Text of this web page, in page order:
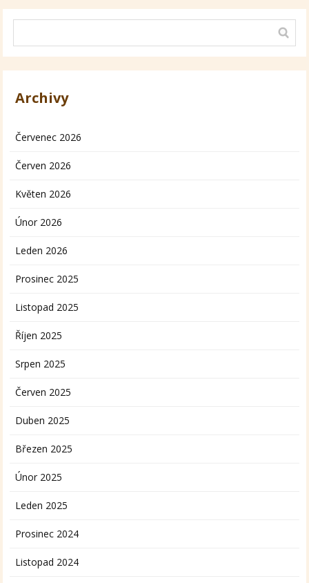
Archivy
Červenec 2026
Červen 2026
Květen 2026
Únor 2026
Leden 2026
Prosinec 2025
Listopad 2025
Říjen 2025
Srpen 2025
Červen 2025
Duben 2025
Březen 2025
Únor 2025
Leden 2025
Prosinec 2024
Listopad 2024